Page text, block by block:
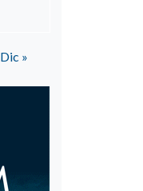
Dic »